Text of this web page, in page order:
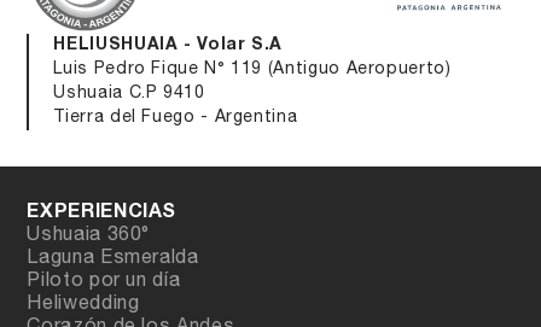
HELIUSHUAIA - Volar S.A
Luis Pedro Fique N° 119 (Antiguo Aeropuerto)
Ushuaia C.P 9410
Tierra del Fuego - Argentina
EXPERIENCIAS
Ushuaia 360°
Laguna Esmeralda
Piloto por un día
Heliwedding